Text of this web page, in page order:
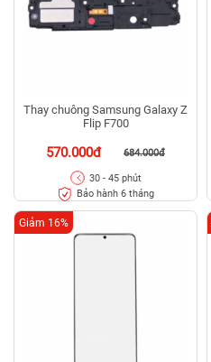
Thay chuông Samsung Galaxy Z
Flip F700
570.000đ 684.000đ
30 - 45 phút
Bảo hành 6 tháng
Giảm 16%